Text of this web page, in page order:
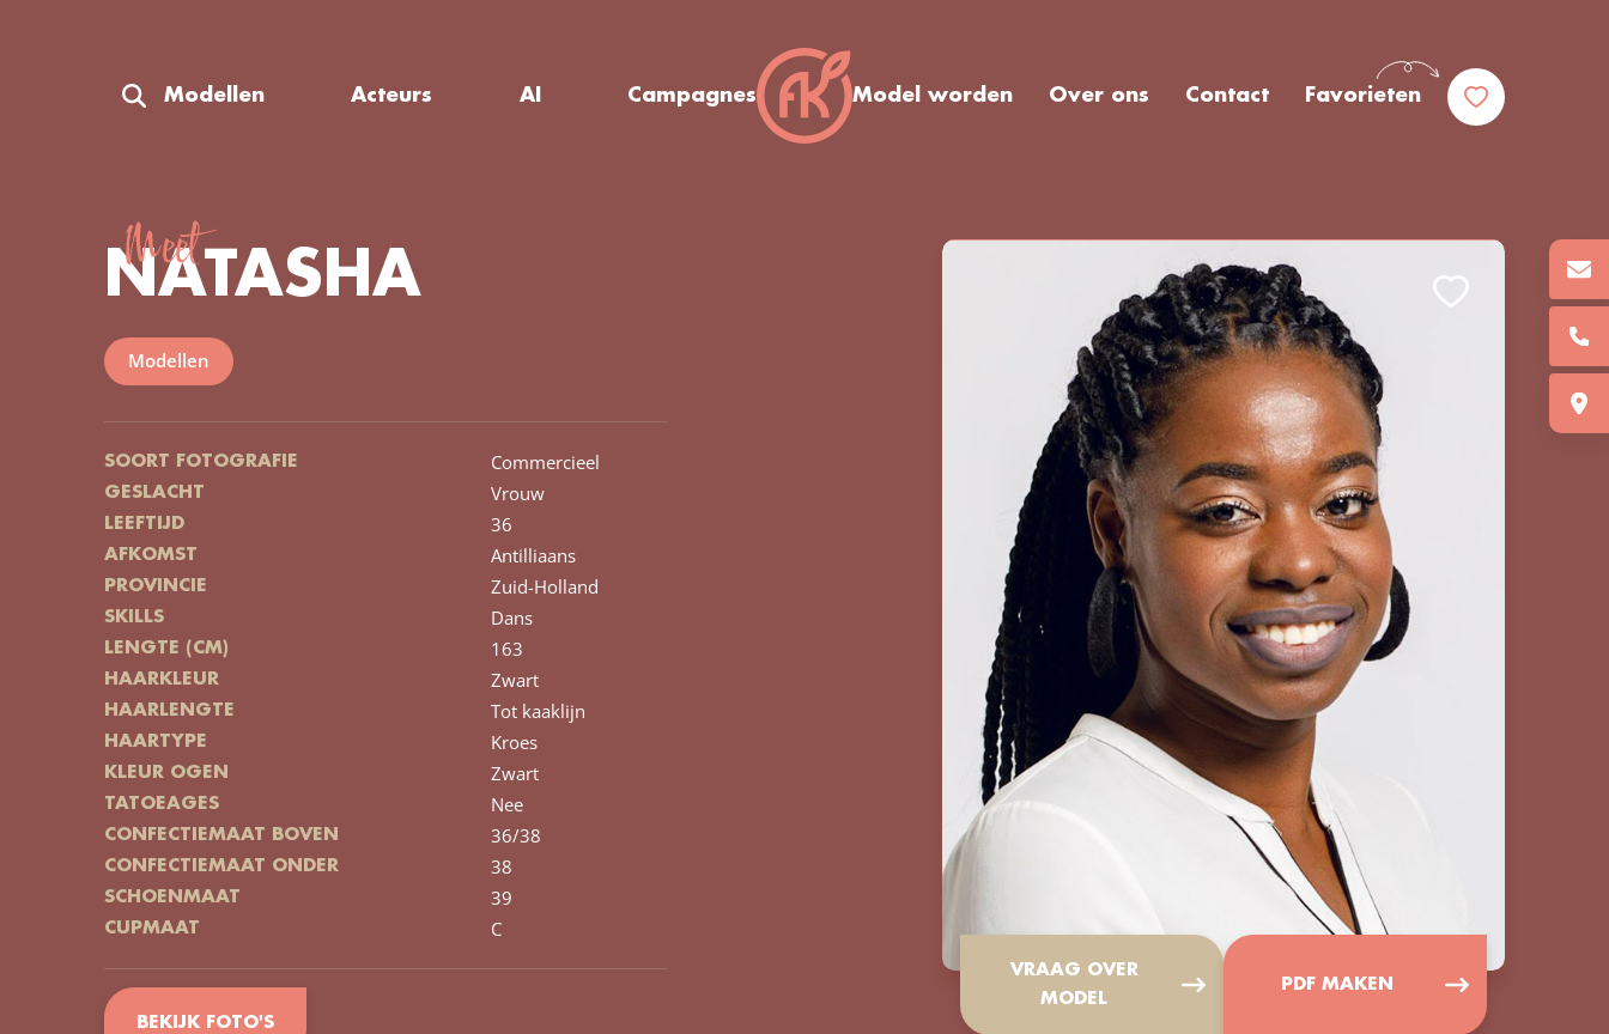
Modellen Acteurs AI Campagnes Model worden Over ons Contact Favorieten
VRAAG OVER
MODEL
PDF MAKEN
Meet
NATASHA
Modellen
SOORT FOTOGRAFIE Commercieel
GESLACHT Vrouw
LEEFTIJD 36
AFKOMST Antilliaans
PROVINCIE Zuid-Holland
SKILLS Dans
LENGTE (CM) 163
HAARKLEUR Zwart
HAARLENGTE Tot kaaklijn
HAARTYPE Kroes
KLEUR OGEN Zwart
TATOEAGES Nee
CONFECTIEMAAT BOVEN 36/38
CONFECTIEMAAT ONDER 38
SCHOENMAAT 39
CUPMAAT C
BEKIJK FOTO'S